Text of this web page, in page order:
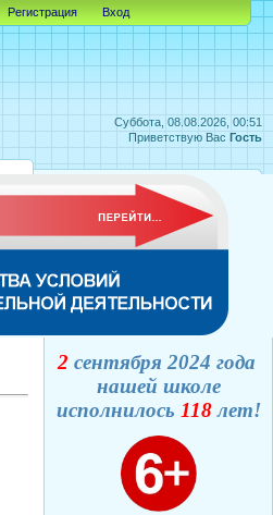
Суббота, 08.08.2026, 00:51
Приветствую Вас Гость
Регистрация Вход
2 сентября 2024 года
нашей школе
исполнилось 118лет!